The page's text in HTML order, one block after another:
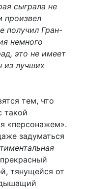
сыграла не
произвел
получил Гран-
немного
это не имеет
из лучших
тем, что
такой
«персонажем».
задуматься
тянущейся от